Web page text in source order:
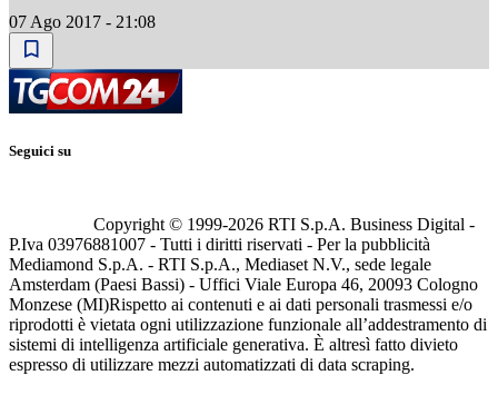
07 Ago 2017 - 21:08
Seguici su
Copyright © 1999-2026 RTI S.p.A. Business Digital -
P.Iva 03976881007 - Tutti i diritti riservati - Per la pubblicità
Mediamond S.p.A. - RTI S.p.A., Mediaset N.V., sede legale
Amsterdam (Paesi Bassi) - Uffici Viale Europa 46, 20093 Cologno
Monzese (MI)Rispetto ai contenuti e ai dati personali trasmessi e/o
riprodotti è vietata ogni utilizzazione funzionale all’addestramento di
sistemi di intelligenza artificiale generativa. È altresì fatto divieto
espresso di utilizzare mezzi automatizzati di data scraping.